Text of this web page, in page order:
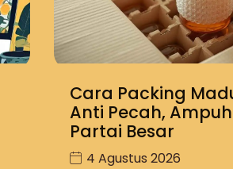
Cara Packing
Anti Pecah,
Partai Besar
4 Agustus 2026